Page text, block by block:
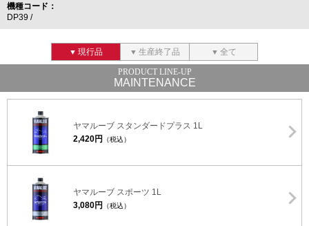
機種コード
DP39
現行品 生産終了品 全て
MAINTENANCE
ヤマルーブ スタンダードプラス 1L
2,420円 （税込）
ヤマルーブ スポーツ 1L
3,080円 （税込）